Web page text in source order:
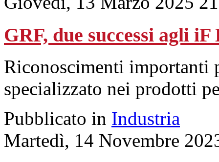
GRF, due successi agli
Riconoscimenti importanti
specializzato nei prodotti
Pubblicato in Industria
Martedì, 14 Novembre